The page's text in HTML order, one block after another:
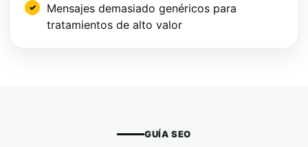
Mensajes demasiado genéricos para
tratamientos de alto valor
GUÍA SEO